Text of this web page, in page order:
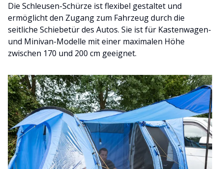
Die Schleusen-Schürze ist flexibel gestaltet und
ermöglicht den Zugang zum Fahrzeug durch die
seitliche Schiebetür des Autos. Sie ist für Kastenwagen-
und Minivan-Modelle mit einer maximalen Höhe
zwischen 170 und 200 cm geeignet.